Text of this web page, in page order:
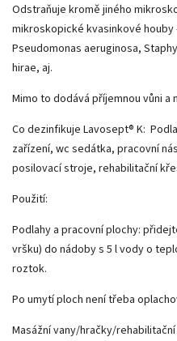
Odstraňuje kromě jiného
mikroskopické kvasinkové
Pseudomonas aeruginosa,
hirae, aj.
Mimo to dodává příjemnou vůni a
Co dezinfikuje Lavosept® K:
zařízení, wc sedátka, pracovní
posilovací stroje, rehabilitační
Použití:
Podlahy a pracovní plochy:
vršku) do nádoby s 5 l vody o
roztok.
Po umytí ploch není třeba
Masážní vany/hračky/